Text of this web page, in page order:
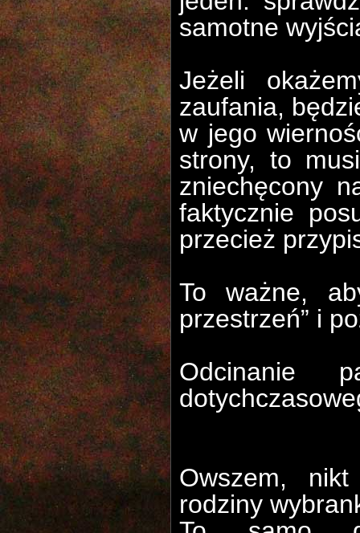
samotne
Jeżeli
zaufania,
w jego
strony, to
zniechęcony
faktycznie
przecież
To ważne,
przestrzeń” i
Odcinanie
Owszem,
rodziny